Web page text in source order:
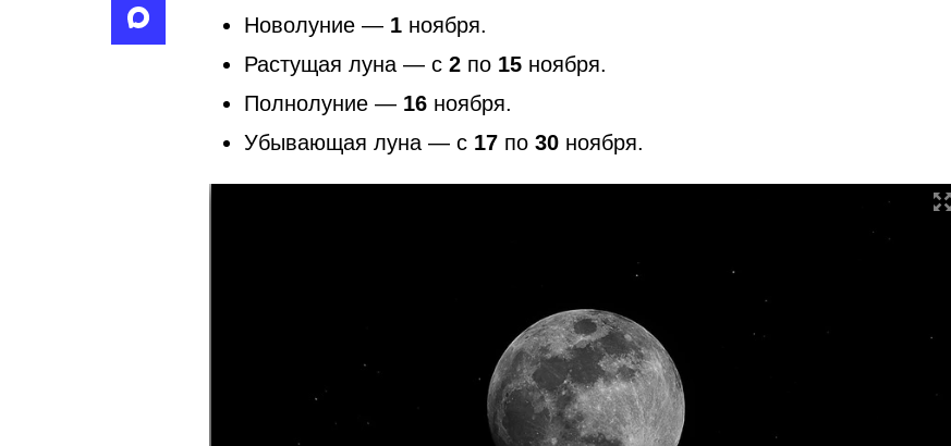
Новолуние — 1 ноября.
Растущая луна — с 2 по 15 ноября.
Полнолуние — 16 ноября.
Убывающая луна — с 17 по 30 ноября.